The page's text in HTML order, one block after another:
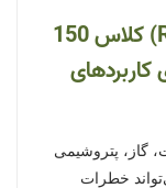
فلنج جوشی رینگ جوینت (RTJ) کلاس 150
کاربردهای
گاز، پتروشیمی
خطرات